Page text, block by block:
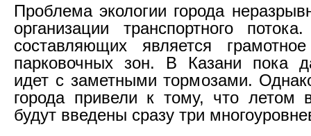
Проблема экологии города
организации транспортного
составляющих является
парковочных зон. В Казани пока
идет с заметными тормозами.
города привели к тому, что летом
будут введены сразу три